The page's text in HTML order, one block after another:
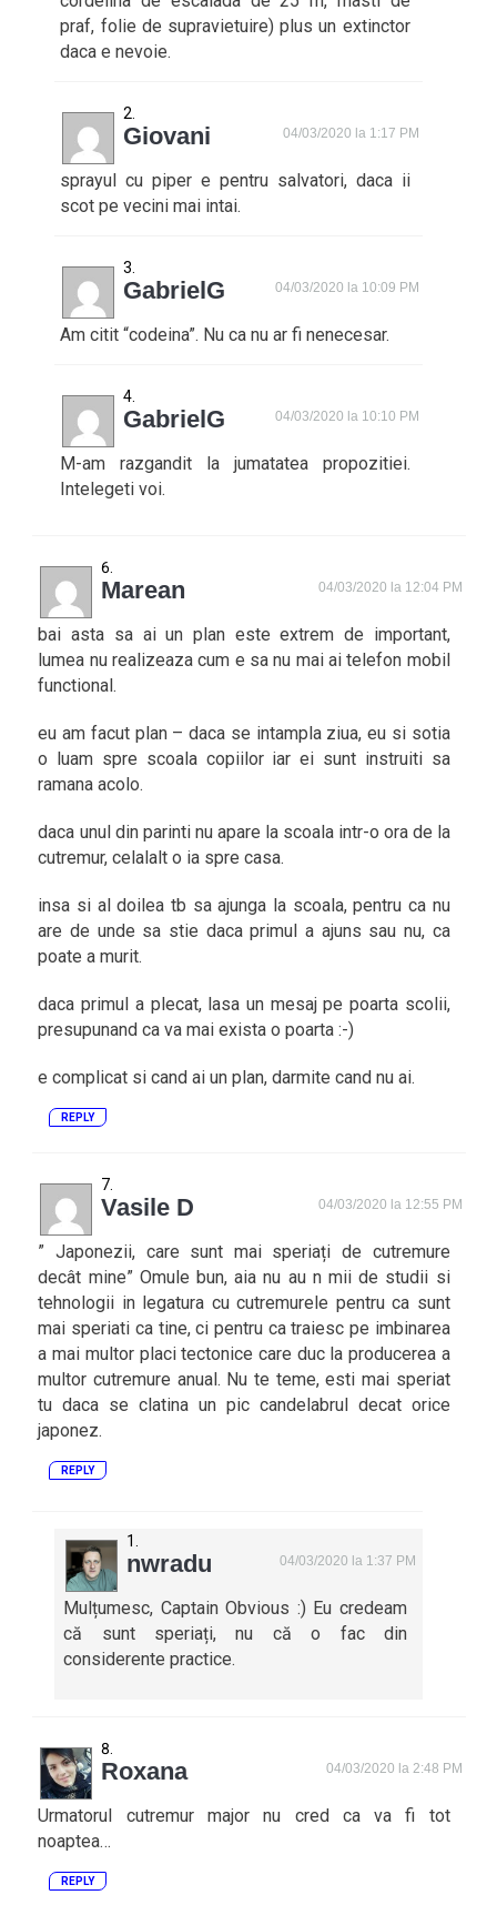
praf, folie de supravietuire) plus un extinctor
daca e nevoie.
Giovani 04/03/2020 la 1:17 PM
sprayul cu piper e pentru salvatori, daca ii
scot pe vecini mai intai.
GabrielG 04/03/2020 la 10:09 PM
Am citit “codeina”. Nu ca nu ar fi nenecesar.
GabrielG 04/03/2020 la 10:10 PM
M-am razgandit la jumatatea propozitiei.
Intelegeti voi.
Marean 04/03/2020 la 12:04 PM
bai asta sa ai un plan este extrem de important,
lumea nu realizeaza cum e sa nu mai ai telefon mobil
functional.
eu am facut plan – daca se intampla ziua, eu si sotia
o luam spre scoala copiilor iar ei sunt instruiti sa
ramana acolo.
daca unul din parinti nu apare la scoala intr-o ora de la
cutremur, celalalt o ia spre casa.
insa si al doilea tb sa ajunga la scoala, pentru ca nu
are de unde sa stie daca primul a ajuns sau nu, ca
poate a murit.
daca primul a plecat, lasa un mesaj pe poarta scolii,
presupunand ca va mai exista o poarta :-)
e complicat si cand ai un plan, darmite cand nu ai.
REPLY
Vasile D 04/03/2020 la 12:55 PM
” Japonezii, care sunt mai speriați de cutremure
decât mine” Omule bun, aia nu au n mii de studii si
tehnologii in legatura cu cutremurele pentru ca sunt
mai speriati ca tine, ci pentru ca traiesc pe imbinarea
a mai multor placi tectonice care duc la producerea a
multor cutremure anual. Nu te teme, esti mai speriat
tu daca se clatina un pic candelabrul decat orice
japonez.
REPLY
nwradu 04/03/2020 la 1:37 PM
Mulțumesc, Captain Obvious :) Eu credeam
că sunt speriați, nu că o fac din
considerente practice.
Roxana 04/03/2020 la 2:48 PM
Urmatorul cutremur major nu cred ca va fi tot
noaptea…
REPLY